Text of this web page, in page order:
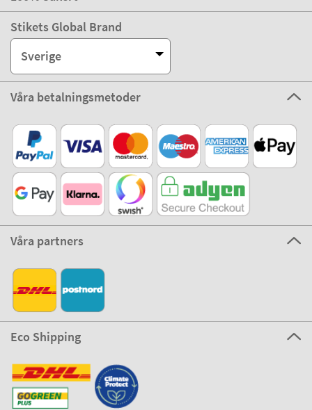
Stikets Global Brand
Sverige
Våra betalningsmetoder
Våra partners
Eco Shipping